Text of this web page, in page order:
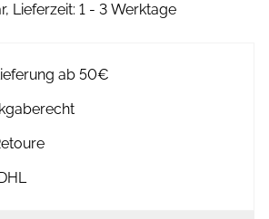
Lieferzeit: 1 - 3 Werktage
ab 50€